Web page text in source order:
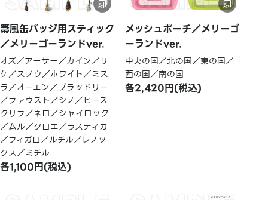
箒風缶バッジ用スティック
／メリーゴーランドver.
オズ／アーサー／カイン／リ
ケ／スノウ／ホワイト／ミス
ラ／オーエン／ブラッドリー
／ファウスト／シノ／ヒース
クリフ／ネロ／シャイロック
／ムル／クロエ／ラスティカ
／フィガロ／ルチル／レノッ
クス／ミチル
各1,100円(税込)
メッシュポーチ／メリーゴ
ーランドver.
中央の国／北の国／東の国／
西の国／南の国
各2,420円(税込)